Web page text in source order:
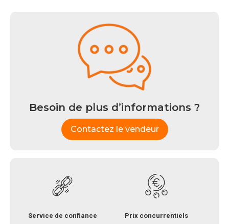
Besoin de plus d’informations ?
Contactez le vendeur
Service de confiance Prix concurrentiels